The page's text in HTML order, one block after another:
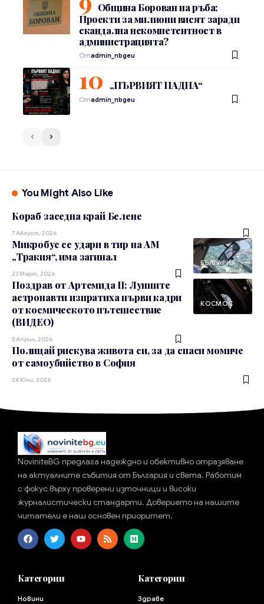
Община Борован на ръба:
Проекти за милиони висят заради
скандална некомпетентност в
администрацията?
Отadmin_nbgeu
„ПЪРВИЯТ ПАДНА“
Отadmin_nbgeu
You Might Also Like
Кораб заседна край Белене
7 Август, 2026
БЪЛГАРИЯ
Микробус се удари в тир на АМ
„Тракия“, има загинал
23 Март, 2026
КОСМОС
Поздрав от Артемида II: Лунните
астронавти изпратиха първи кадри
от космическото пътешествие
(ВИДЕО)
5 Април, 2026
Полицай рискува живота си, за да спаси момиче
от самоубийство в София
24 Юли, 2026
NoviniteBG предлага надеждно и обективно отразяване
на актуалните събития от България и света. Работим
с фокус върху проверени източници и високи
журналистически стандарти. Доверието на нашите
читатели е наш основен приоритет.
Категории
Новини
Категории
Здраве